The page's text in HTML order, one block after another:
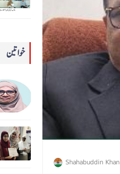
خواتین
Shahabuddin Khan